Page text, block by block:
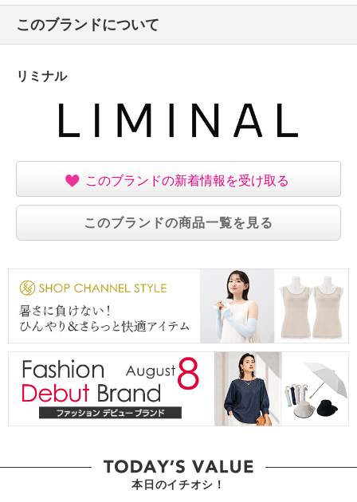
・素材の特性上、多少の縮みあり
・無蛍光洗剤使用
・中国製
このブランドについて
リミナル
このブランドの新着情報を受け取る
このブランドの商品一覧を見る
本日のイチオシ！